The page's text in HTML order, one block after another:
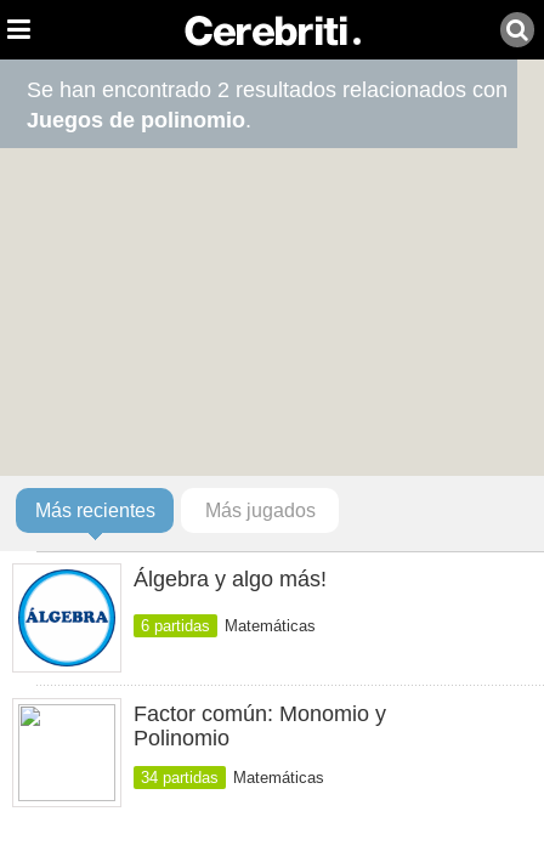
Se han encontrado 2 resultados relacionados con
Juegos de polinomio.
Más recientes Más jugados
Álgebra y algo más!
6 partidas Matemáticas
Factor común: Monomio y
Polinomio
34 partidas Matemáticas